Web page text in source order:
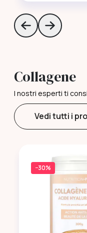
Skip to previous
Skip to
Collagene
I nostri esperti ti
Vedi tutti i
−30%